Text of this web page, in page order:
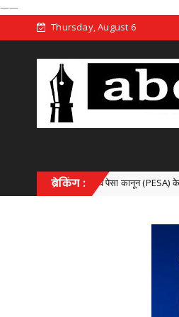
——
Thursday, August 6
ब्रेकिंग :
एवं पेसा कानून (PESA) के प्रभावी क्रियान्वयन